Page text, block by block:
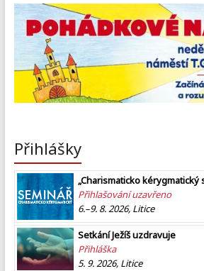
Přihlášky
„Charismaticko kérygmatický
Přihlašování uzavřeno
6.–9. 8. 2026, Litice
Setkání Ježíš uzdravuje
Přihláška
5. 9. 2026, Litice